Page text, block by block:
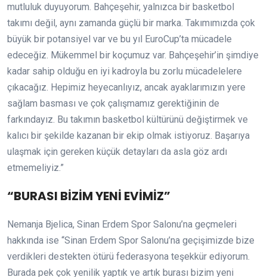
mutluluk duyuyorum. Bahçeşehir, yalnızca bir basketbol
takımı değil, aynı zamanda güçlü bir marka. Takımımızda çok
büyük bir potansiyel var ve bu yıl EuroCup’ta mücadele
edeceğiz. Mükemmel bir koçumuz var. Bahçeşehir’in şimdiye
kadar sahip olduğu en iyi kadroyla bu zorlu mücadelelere
çıkacağız. Hepimiz heyecanlıyız, ancak ayaklarımızın yere
sağlam basması ve çok çalışmamız gerektiğinin de
farkındayız. Bu takımın basketbol kültürünü değiştirmek ve
kalıcı bir şekilde kazanan bir ekip olmak istiyoruz. Başarıya
ulaşmak için gereken küçük detayları da asla göz ardı
etmemeliyiz.”
“BURASI BİZİM YENİ EVİMİZ”
Nemanja Bjelica, Sinan Erdem Spor Salonu’na geçmeleri
hakkında ise “Sinan Erdem Spor Salonu’na geçişimizde bize
verdikleri destekten ötürü federasyona teşekkür ediyorum.
Burada pek çok yenilik yaptık ve artık burası bizim yeni